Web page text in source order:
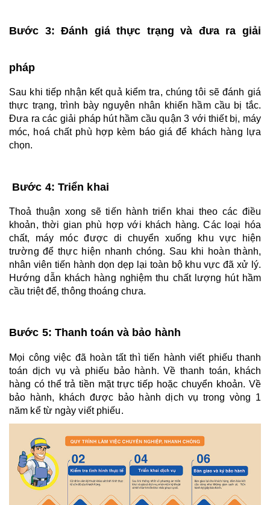
Bước 3: Đánh giá thực trạng và đưa ra giải
pháp
Sau khi tiếp nhận kết quả kiểm tra, chúng tôi sẽ đánh giá
thực trạng, trình bày nguyên nhân khiến hầm cầu bị tắc.
Đưa ra các giải pháp hút hầm cầu quận 3 với thiết bị, máy
móc, hoá chất phù hợp kèm báo giá để khách hàng lựa
chọn.
Bước 4: Triển khai
Thoả thuận xong sẽ tiến hành triển khai theo các điều
khoản, thời gian phù hợp với khách hàng. Các loại hóa
chất, máy móc được di chuyển xuống khu vực hiện
trường để thực hiện nhanh chóng. Sau khi hoàn thành,
nhân viên tiến hành dọn dẹp lại toàn bộ khu vực đã xử lý.
Hướng dẫn khách hàng nghiệm thu chất lượng hút hầm
cầu triệt để, thông thoáng chưa.
Bước 5: Thanh toán và bảo hành
Mọi công việc đã hoàn tất thì tiến hành viết phiếu thanh
toán dịch vụ và phiếu bảo hành. Về thanh toán, khách
hàng có thể trả tiền mặt trực tiếp hoặc chuyển khoản. Về
bảo hành, khách được bảo hành dịch vụ trong vòng 1
năm kể từ ngày viết phiếu.